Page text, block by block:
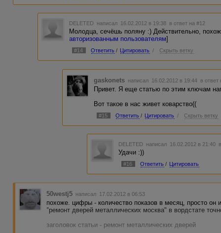
DELETED написал 16.02.2012 в 19:38 в ответ на #12
Молодца, сечёшь поляну :) Действительно,
авторизованным пользователям]
#14 Ответить / Цитировать / Скрыть ветку
gaskonets написал 16.02.2012 в 19:44 в ответ
Привет. Я еще статью по этим ключам
Вот такое в нас живет коварство((
#15 Ответить / Цитировать / Скрыть ветку
DELETED написал 16.02.2012 в 21:40
Удачи :))
#16 Ответить / Цитировать
50westj5 написал 17.02.2012 в 06:53
похоже. цифры - количество показов в месяц, просто он
"ремонт дверей металлических москва" в вордстате
заголовок статьи - ремонт металлических дверей